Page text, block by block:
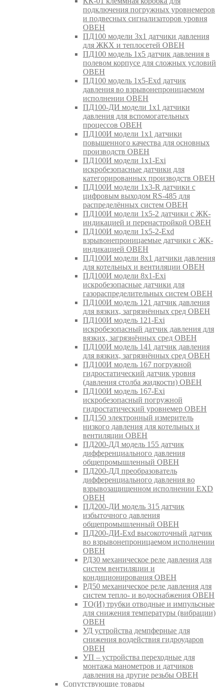
подключения погружных уровнемеров
и подвесных сигнализаторов уровня
ОВЕН
ПД100 модели 3х1 датчики давления
для ЖКХ и теплосетей ОВЕН
ПД100 модель 1х5 датчик давления в
полевом корпусе для сложных условий
ОВЕН
ПД100 модель 1х5-Exd датчик
давления во взрывонепроницаемом
исполнении ОВЕН
ПД100-ДИ модели 1х1 датчики
давления для вспомогательных
процессов ОВЕН
ПД100И модели 1х1 датчики
повышенного качества для основных
производств ОВЕН
ПД100И модели 1х1-Exi
искробезопасные датчики для
категорированных производств ОВЕН
ПД100И модели 1х3-R датчики с
цифровым выходом RS-485 для
распределённых систем ОВЕН
ПД100И модели 1х5-2 датчики с ЖК-
индикацией и перенастройкой ОВЕН
ПД100И модели 1х5-2-Exd
взрывонепроницаемые датчики с ЖК-
индикацией ОВЕН
ПД100И модели 8х1 датчики давления
для котельных и вентиляции ОВЕН
ПД100И модели 8х1-Exi
искробезопасные датчики для
газораспределительных систем ОВЕН
ПД100И модель 121 датчик давления
для вязких, загрязнённых сред ОВЕН
ПД100И модель 121-Exi
искробезопасный датчик давления для
вязких, загрязнённых сред ОВЕН
ПД100И модель 141 датчик давления
для вязких, загрязнённых сред ОВЕН
ПД100И модель 167 погружной
гидростатический датчик уровня
(давления столба жидкости) ОВЕН
ПД100И модель 167-Exi
искробезопасный погружной
гидростатический уровнемер ОВЕН
ПД150 электронный измеритель
низкого давления для котельных и
вентиляции ОВЕН
ПД200-ДД модель 155 датчик
дифференциального давления
общепромышленный ОВЕН
ПД200-ДД преобразователь
дифференциального давления во
взрывозащищенном исполнении EXD
ОВЕН
ПД200-ДИ модель 315 датчик
избыточного давления
общепромышленный ОВЕН
ПД200-ДИ-Exd высокоточный датчик
во взрывонепроницаемом исполнении
ОВЕН
РД30 механическое реле давления для
систем вентиляции и
кондиционирования ОВЕН
РД50 механическое реле давления для
систем тепло- и водоснабжения ОВЕН
ТО(И) трубки отводные и импульсные
для снижения температуры (вибрации)
ОВЕН
УД устройства демпферные для
снижения воздействия гидроударов
ОВЕН
УП – устройства переходные для
монтажа манометров и датчиков
давления на другие резьбы ОВЕН
Сопутствующие товары